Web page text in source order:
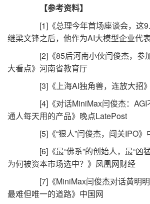
【参考资料】
[1]《总理今年首场座谈会，这9
继梁文锋之后，他作为AI大模型企业代
[2]《85后河南小伙闫俊杰，参
大看点》河南省教育厅
[3]《上海AI独角兽，连放大招
[4]《对话MiniMax闫俊杰：AGI
通人每天用的产品》晚点LatePost
[5]《“狠人”闫俊杰，闯关IPO》
[6]《最“佛系”的创始人，最“凶
为何被资本市场选中？》凤凰网财经
[7]《MiniMax闫俊杰对话黄明明
最难但唯一的道路》中国网